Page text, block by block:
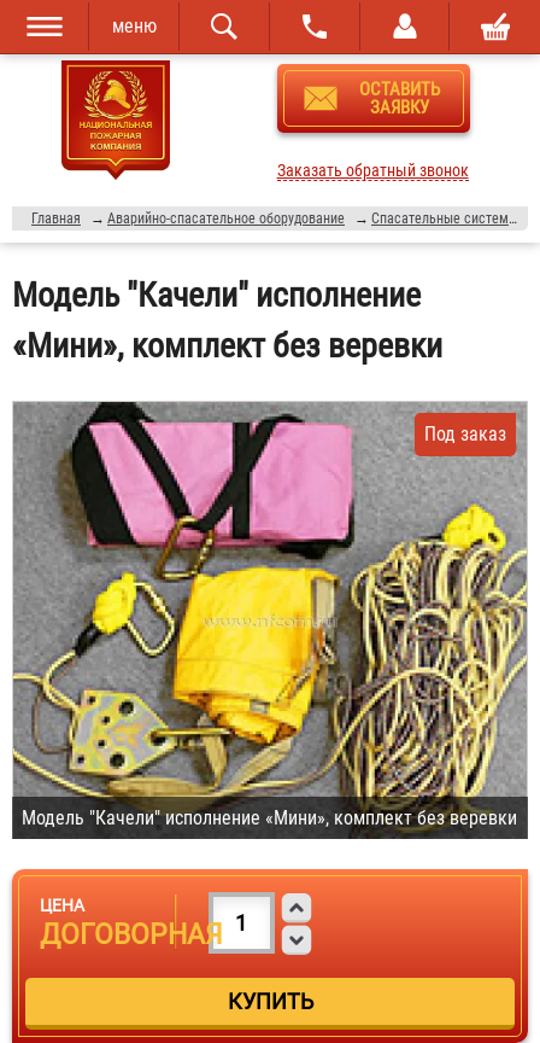
Перейти к
основному
содержанию
Skip to
navigation
меню
ОСТАВИТЬ
ЗАЯВКУ
Заказать обратный звонок
Главная → Аварийно-спасательное оборудование → Спасательные системы "Слип-эвакуатор"
Модель "Качели" исполнение
«Мини», комплект без веревки
Модель "Качели" исполнение «Мини», комплект без веревки
Под заказ
ЦЕНА
ДОГОВОРНАЯ